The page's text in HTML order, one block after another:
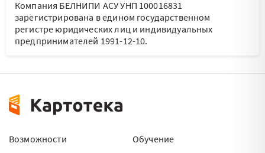
Компания БЕЛНИПИ АСУ УНП 100016831
зарегистрирована в едином государственном
регистре юридических лиц и индивидуальных
предпринимателей 1991-12-10.
Возможности
Обучение